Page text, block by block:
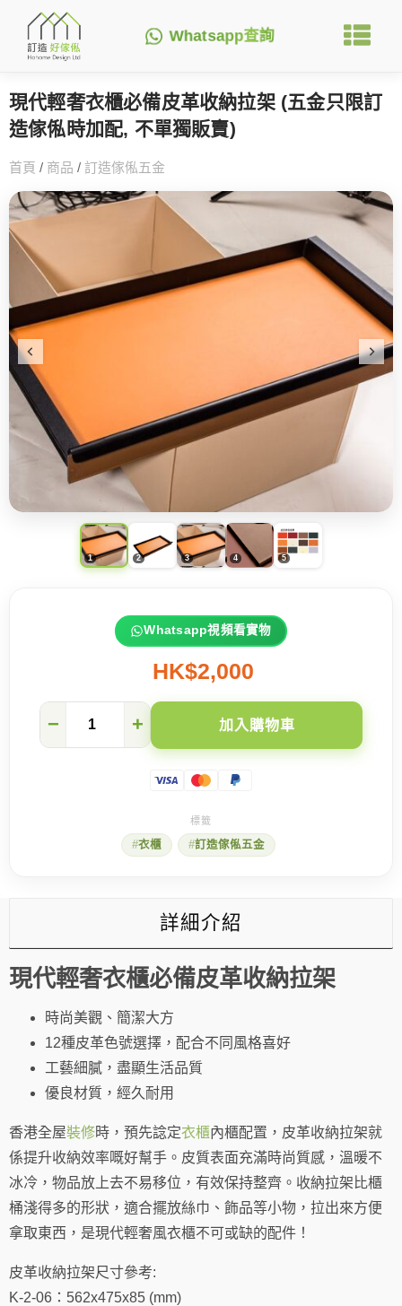
Whatsapp查詢
現代輕奢衣櫃必備皮革收納拉架 (五金只限訂
造傢俬時加配, 不單獨販賣)
首頁 / 商品 / 訂造傢俬五金
Whatsapp視頻看實物
HK$2,000
輕
只
限
訂
造
傢
時
加
單
獨
賣)
數
量
− + 加入購物車
衣櫃 訂造傢俬五金
詳細介紹
現代輕奢衣櫃必備皮革收納拉架
時尚美觀、簡潔大方
12種皮革色號選擇，配合不同風格喜好
工藝細膩，盡顯生活品質
優良材質，經久耐用
香港全屋裝修時，預先諗定衣櫃內櫃配置，皮革收納拉架就
係提升收納效率嘅好幫手。皮質表面充滿時尚質感，溫暖不
冰冷，物品放上去不易移位，有效保持整齊。收納拉架比櫃
桶淺得多的形狀，適合擺放絲巾、飾品等小物，拉出來方便
拿取東西，是現代輕奢風衣櫃不可或缺的配件！
皮革收納拉架尺寸參考:
K-2-06：562x475x85 (mm)